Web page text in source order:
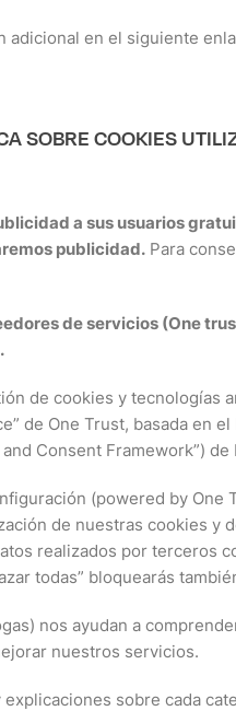
adicional en el siguiente
SOBRE COOKIES
a sus usuarios
publicidad.Para
de servicios (One
de cookies y tecnologías
de One Trust, basada en
Consent Framework”) de
(powered by One
de nuestras cookies y
realizados por terceros
todas” bloquearás
nos ayudan a
nuestros servicios.
sobre cada